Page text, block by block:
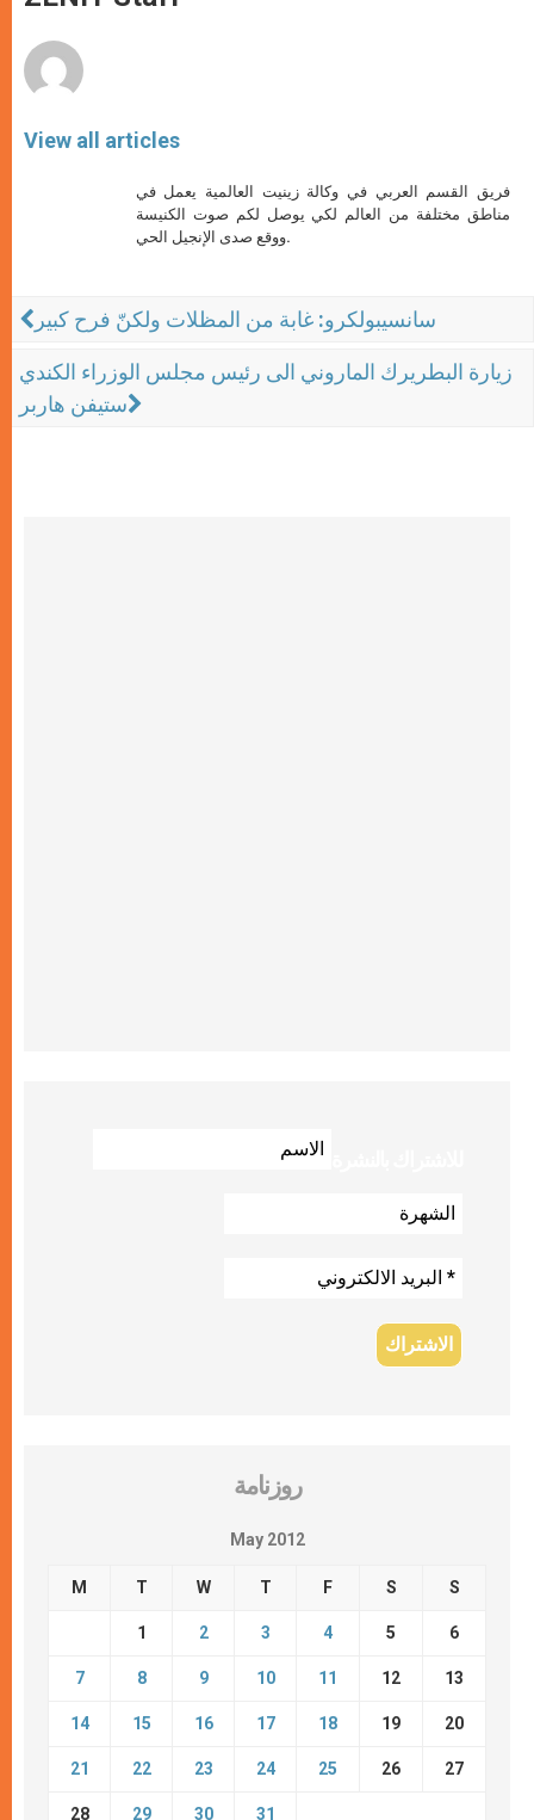
p e k
View all articles
فريق القسم العربي في وكالة زينيت العالمية يعمل في
مناطق مختلفة من العالم لكي يوصل لكم صوت الكنيسة
ووقع صدى الإنجيل الحي.
سانسيبولكرو: غابة من المظلات ولكنّ فرح كبير
زيارة البطريرك الماروني الى رئيس مجلس الوزراء الكندي
ستيفن هاربر
روزنامة
May 2012
M T W T F S S
1 2 3 4 5 6
7 8 9 10 11 12 13
14 15 16 17 18 19 20
21 22 23 24 25 26 27
28 29 30 31